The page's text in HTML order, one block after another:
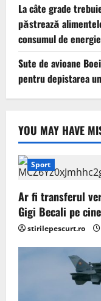
La câte grade
păstrează
consumul de energie
Sute de avioane
pentru depistarea
YOU MAY HAVE
Sport
Ar fi transferul
Gigi Becali pe
stirilepescurt.ro